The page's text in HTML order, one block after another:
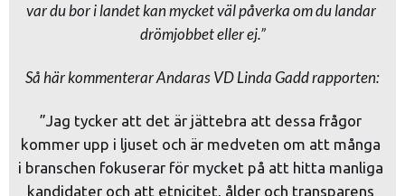
var du bor i landet kan mycket väl påverka om du landar
drömjobbet eller ej.”
Så här kommenterar Andaras VD Linda Gadd rapporten:
”Jag tycker att det är jättebra att dessa frågor
kommer upp i ljuset och är medveten om att många
i branschen fokuserar för mycket på att hitta manliga
kandidater och att etnicitet, ålder och transparens